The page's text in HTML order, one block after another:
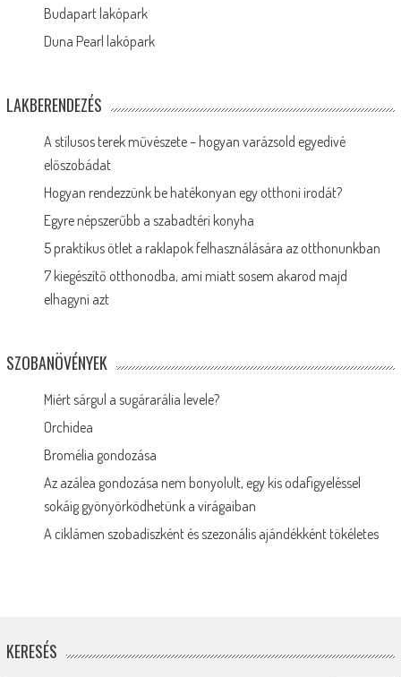
Budapart lakópark
Duna Pearl lakópark
LAKBERENDEZÉS
A stílusos terek művészete – hogyan varázsold egyedivé
előszobádat
Hogyan rendezzünk be hatékonyan egy otthoni irodát?
Egyre népszerűbb a szabadtéri konyha
5 praktikus ötlet a raklapok felhasználására az otthonunkban
7 kiegészítő otthonodba, ami miatt sosem akarod majd
elhagyni azt
SZOBANÖVÉNYEK
Miért sárgul a sugárarália levele?
Orchidea
Bromélia gondozása
Az azálea gondozása nem bonyolult, egy kis odafigyeléssel
sokáig gyönyörködhetünk a virágaiban
A ciklámen szobadíszként és szezonális ajándékként tökéletes
KERESÉS